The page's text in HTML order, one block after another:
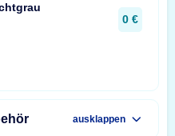
0 €
ausklappen